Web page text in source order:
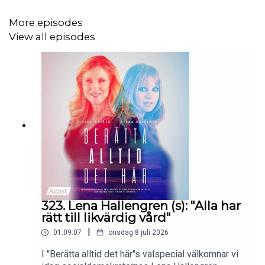
Dela gärna bilder på DIN vision board.
Pinga in oss på instagram:@beratta_alltid_det_har
Och psst! Nu finns vi också på tiktok!
Imorgon är vi tillbaka för att öppna lucka 11. 🕯
More episodes
View all episodes
323. Lena Hallengren (s): "Alla har
rätt till likvärdig vård"
01:09:07 onsdag 8 juli 2026
I "Berätta alltid det här"s valspecial välkomnar vi